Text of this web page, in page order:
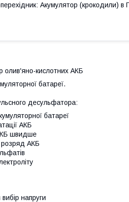
Акумулятор (крокодили)
олив'яно-кислотних АКБ
батареї.
десульфатора:
батареї
АКБ
швидше
розряд АКБ
напруги